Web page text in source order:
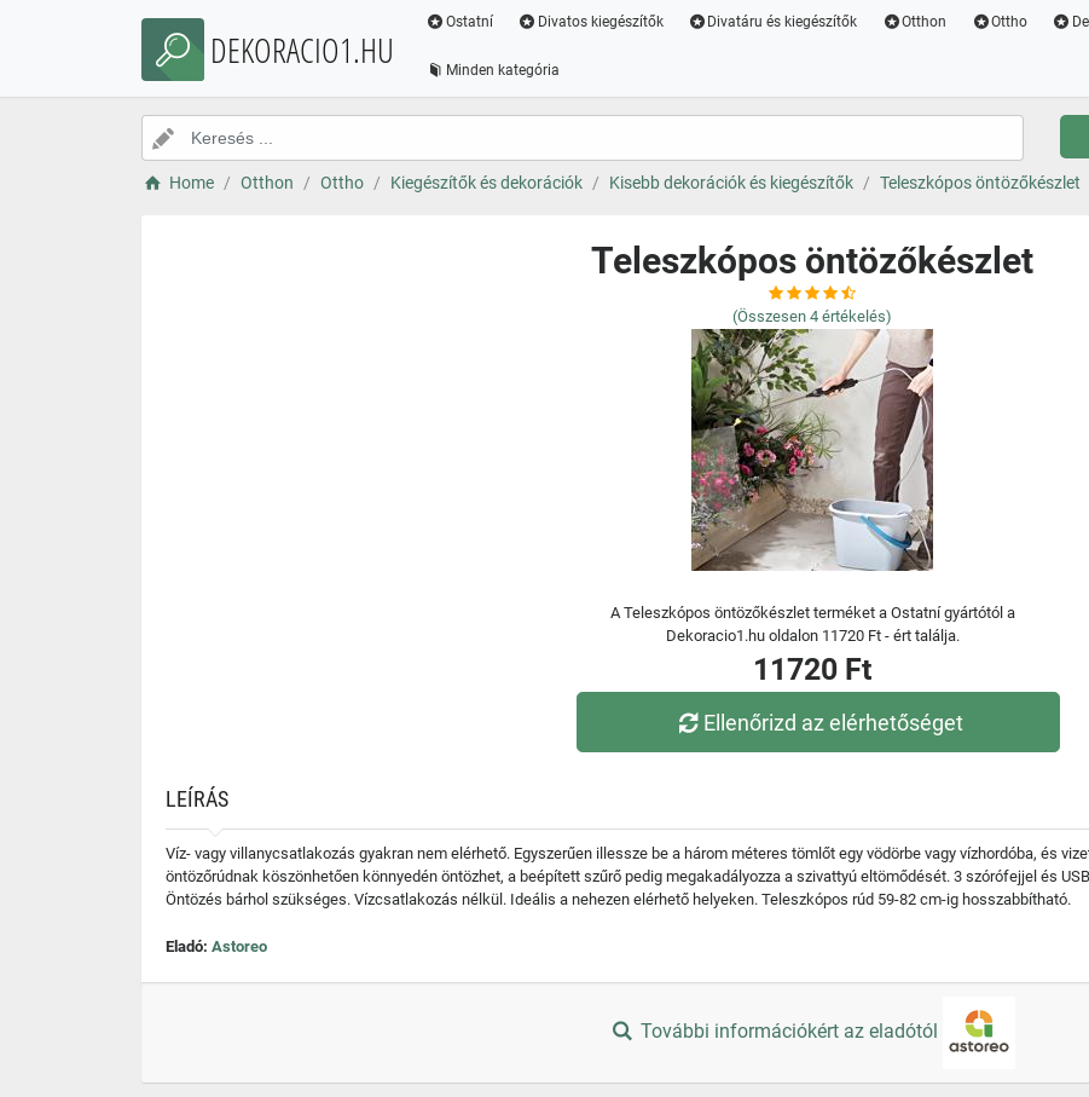
DEKORACIO1.HU
Ostatní Divatos kiegészítők Divatáru és kiegészítők Otthon Ottho
Minden kategória
Home Otthon Ottho Kiegészítők és dekorációk Kisebb dekorációk és kiegészítők Teleszkópos öntözőkészlet
Teleszkópos öntözőkészlet
(Összesen 4 értékelés)
A Teleszkópos öntözőkészlet terméket a Ostatní gyártótól a
Dekoracio1.hu oldalon 11720 Ft - ért találja.
11720 Ft
Ellenőrizd az elérhetőséget
LEÍRÁS
Víz- vagy villanycsatlakozás gyakran nem elérhető. Egyszerűen illessze be a három méteres tömlőt egy vödörbe vagy vízhordóba, és
öntözőrúdnak köszönhetően könnyedén öntözhet, a beépített szűrő pedig megakadályozza a szivattyú eltömődését. 3 szórófejjel és
Öntözés bárhol szükséges. Vízcsatlakozás nélkül. Ideális a nehezen elérhető helyeken. Teleszkópos rúd 59-82 cm-ig hosszabbítható.
Eladó: Astoreo
További információkért az eladótól